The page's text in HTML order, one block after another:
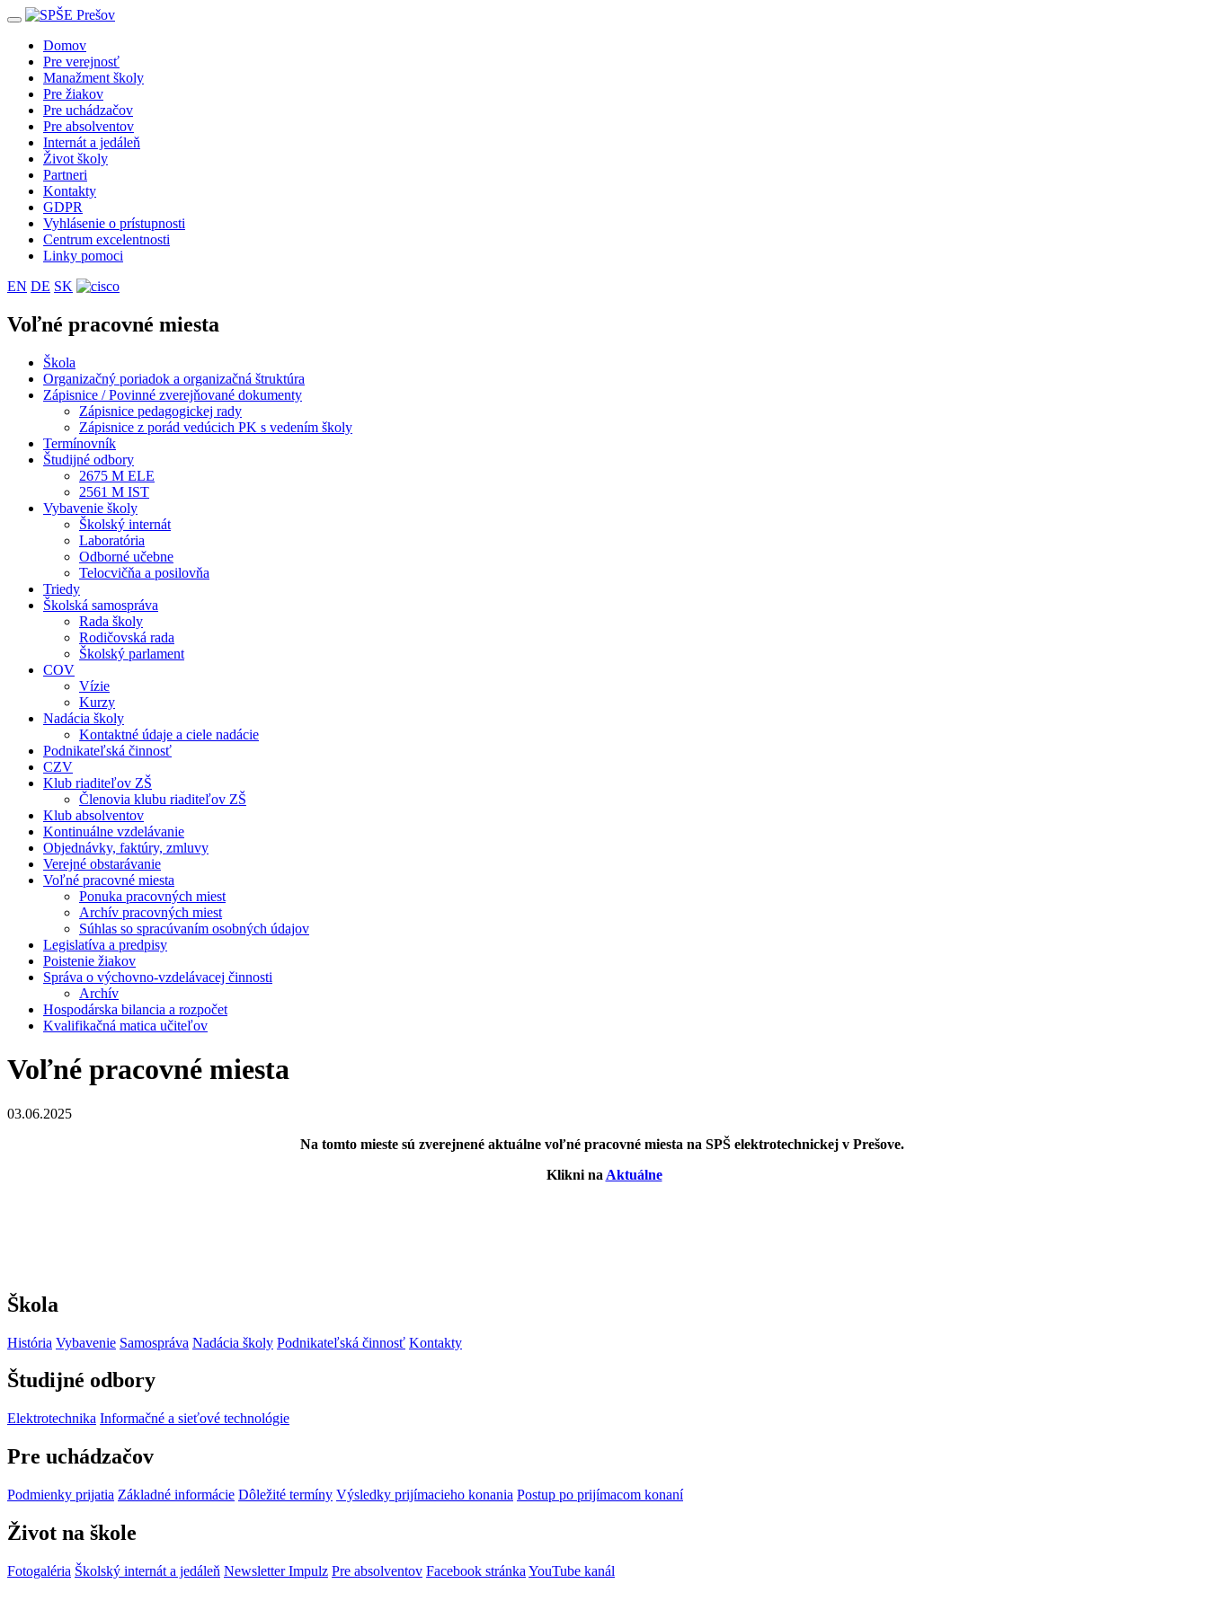
Toggle
navigationDomov
Pre verejnosť
Manažment školy
Pre žiakov
Pre uchádzačov
Pre absolventov
Internát a jedáleň
Život školy
Partneri
Kontakty
GDPR
Vyhlásenie o prístupnosti
Centrum excelentnosti
Linky pomoci
EN DE SK
Voľné pracovné miesta
Škola
Organizačný poriadok a organizačná štruktúra
Zápisnice / Povinné zverejňované dokumenty
Zápisnice pedagogickej rady
Zápisnice z porád vedúcich PK s vedením školy
Termínovník
Študijné odbory
2675 M ELE
2561 M IST
Vybavenie školy
Školský internát
Laboratória
Odborné učebne
Telocvičňa a posilovňa
Triedy
Školská samospráva
Rada školy
Rodičovská rada
Školský parlament
COV
Vízie
Kurzy
Nadácia školy
Kontaktné údaje a ciele nadácie
Podnikateľská činnosť
CZV
Klub riaditeľov ZŠ
Členovia klubu riaditeľov ZŠ
Klub absolventov
Kontinuálne vzdelávanie
Objednávky, faktúry, zmluvy
Verejné obstarávanie
Voľné pracovné miesta
Ponuka pracovných miest
Archív pracovných miest
Súhlas so spracúvaním osobných údajov
Legislatíva a predpisy
Poistenie žiakov
Správa o výchovno-vzdelávacej činnosti
Archív
Hospodárska bilancia a rozpočet
Kvalifikačná matica učiteľov
Voľné pracovné miesta
03.06.2025
Na tomto mieste sú zverejnené aktuálne voľné pracovné miesta na SPŠ elektrotechnickej v Prešove.
Klikni na Aktuálne
Škola
História Vybavenie Samospráva Nadácia školy Podnikateľská činnosť Kontakty
Študijné odbory
Elektrotechnika Informačné a sieťové technológie
Pre uchádzačov
Podmienky prijatia Základné informácie Dôležité termíny Výsledky prijímacieho konania Postup po prijímacom konaní
Život na škole
Fotogaléria Školský internát a jedáleň Newsletter Impulz Pre absolventov Facebook stránka YouTube kanál